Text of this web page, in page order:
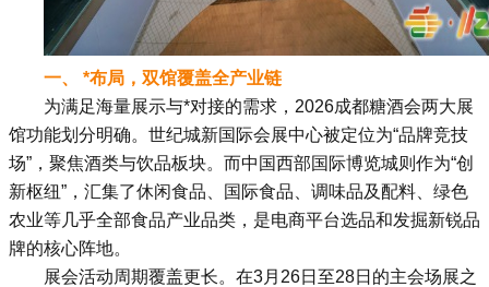
一、 *布局，双馆覆盖全产业链
为满足海量展示与*对接的需求， 2026成都糖酒会两大展
馆功能划分明确。世纪城新国际会展中心被定位为“品牌竞技
场”，聚焦酒类与饮品板块。而中国西部国际博览城则作为“创
新枢纽”，汇集了休闲食品、国际食品、调味品及配料、绿色
农业等几乎全部食品产业品类，是电商平台选品和发掘新锐品
牌的核心阵地。
展会活动周期覆盖更长。在3月26日至28日的主会场展之